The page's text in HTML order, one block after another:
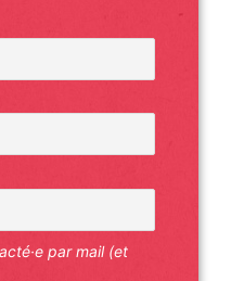
par mail (et